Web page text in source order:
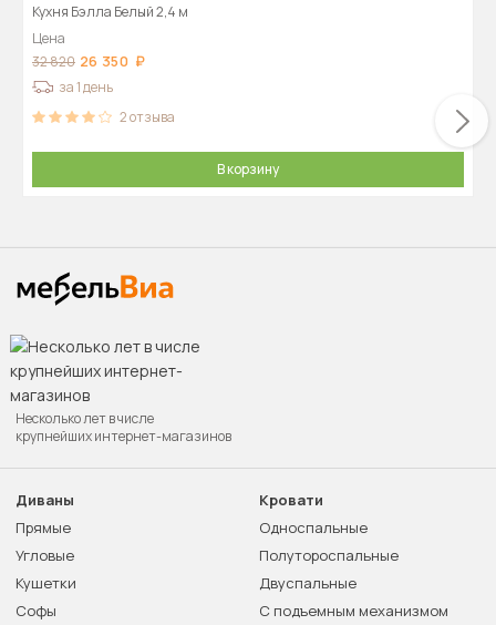
Кухня Бэлла Белый 2,4 м
Цена
32 820 26 350
за 1 день
2отзыва
В корзину
Несколько лет в числе
крупнейших интернет-магазинов
Диваны
Прямые
Угловые
Кушетки
Софы
Кровати
Односпальные
Полутороспальные
Двуспальные
С подъемным механизмом